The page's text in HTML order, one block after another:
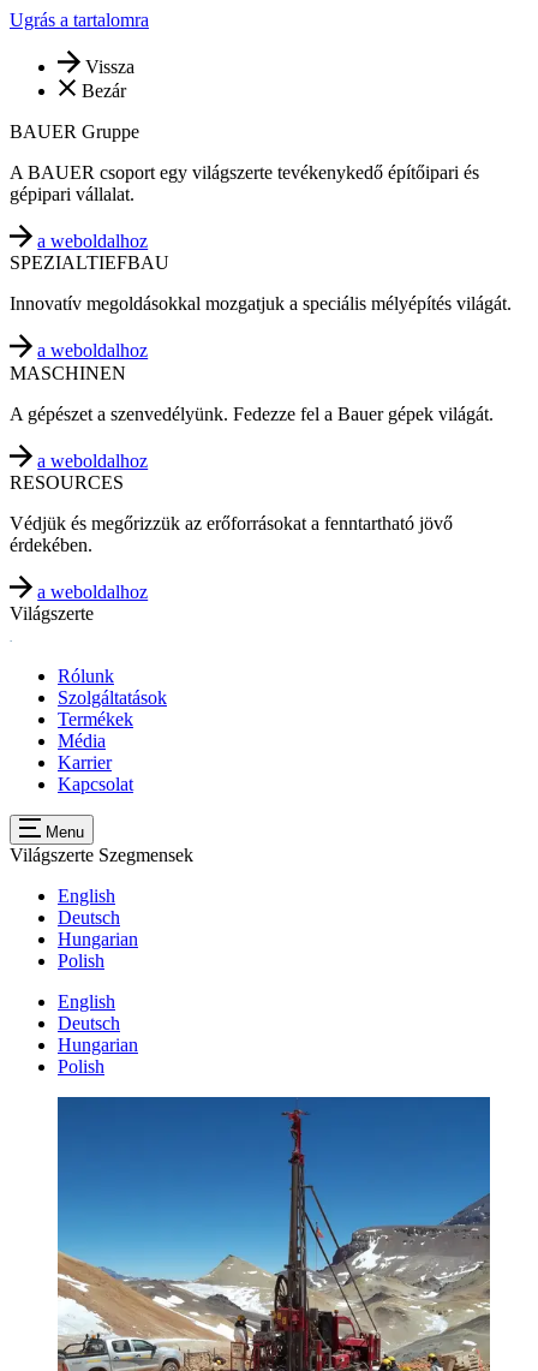
Ugrás a tartalomra
Vissza
Bezár
BAUER Gruppe
A BAUER csoport egy világszerte tevékenykedő építőipari és
gépipari vállalat.
a weboldalhoz
SPEZIALTIEFBAU
Innovatív megoldásokkal mozgatjuk a speciális mélyépítés világát.
a weboldalhoz
MASCHINEN
A gépészet a szenvedélyünk. Fedezze fel a Bauer gépek világát.
a weboldalhoz
RESOURCES
Védjük és megőrizzük az erőforrásokat a fenntartható jövő
érdekében.
a weboldalhoz
Világszerte
Rólunk
Szolgáltatások
Termékek
Média
Karrier
Kapcsolat
Menu
Világszerte Szegmensek
English
Deutsch
Hungarian
Polish
English
Deutsch
Hungarian
Polish